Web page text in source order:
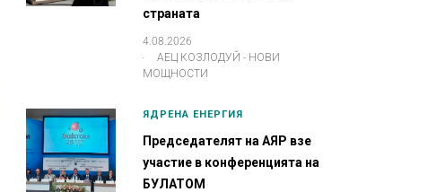
страната
4.08.2026
.
АЕЦ КОЗЛОДУЙ - НОВИ
МОЩНОСТИ
ЯДРЕНА ЕНЕРГИЯ
Председателят на АЯР взе
участие в конференцията на
БУЛАТОМ